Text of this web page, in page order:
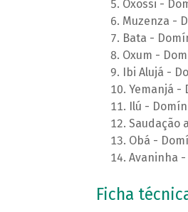
Oxossi -
Muzenza -
Bata -
Oxum -
Ibi Alujá -
Yemanjá -
Ilú -
Saudação
Obá -
Avaninha
Ficha